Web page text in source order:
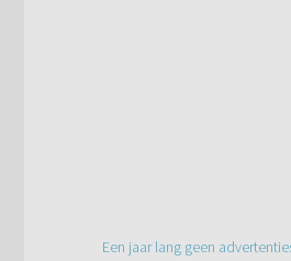
Een jaar lang geen